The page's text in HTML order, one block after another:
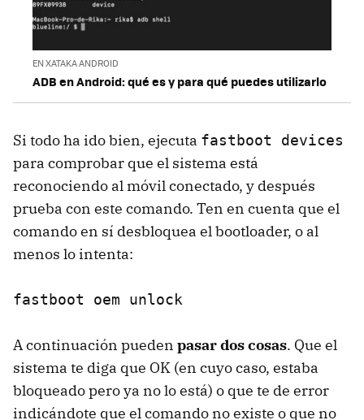
EN XATAKA ANDROID
ADB en Android: qué es y para qué puedes utilizarlo
Si todo ha ido bien, ejecuta fastboot devices
para comprobar que el sistema está
reconociendo al móvil conectado, y después
prueba con este comando. Ten en cuenta que el
comando en sí desbloquea el bootloader, o al
menos lo intenta:
fastboot oem unlock
A continuación pueden pasar dos cosas. Que el
sistema te diga que OK (en cuyo caso, estaba
bloqueado pero ya no lo está) o que te de error
indicándote que el comando no existe o que no